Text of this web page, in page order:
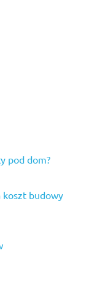
pod dom?
koszt budowy